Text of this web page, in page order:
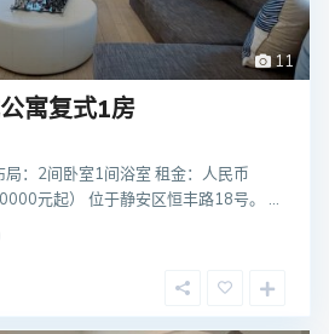
11
寓复式1房
：2间卧室1间浴室 租金：人民币
元起） 位于静安区恒丰路18号。 ...